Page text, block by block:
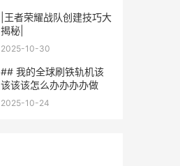
|王者荣耀战队创建技巧大
揭秘|
2025-10-30
## 我的全球刷铁轨机该
该该该怎么办办办办做
2025-10-24